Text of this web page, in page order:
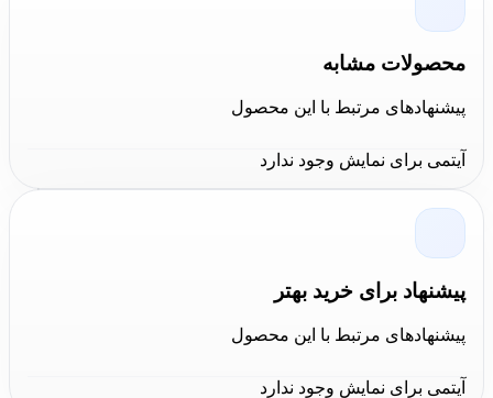
آن را افزایش می‌دهد و استفاده از آن را راحت می‌سازد.
وجود سطح پلاستیکی مخصوص برای سطوح حساس نیز به
یک انتخاب مطمئن و کارآمد برای پروژه‌های مختلف به شمار
می‌رود.
محصولات مشابه
پیشنهادهای مرتبط با این محصول
آیتمی برای نمایش وجود ندارد
پیشنهاد برای خرید بهتر
پیشنهادهای مرتبط با این محصول
آیتمی برای نمایش وجود ندارد